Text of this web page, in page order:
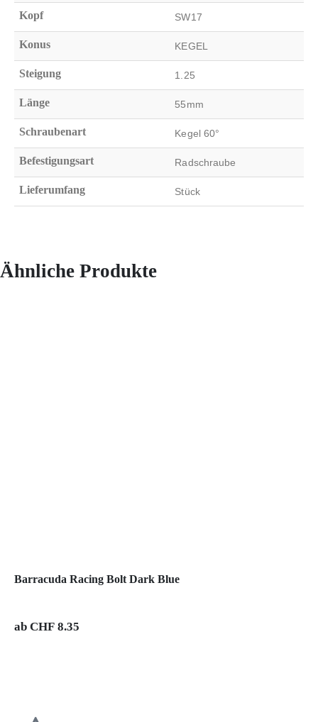
Kopf SW17
Konus KEGEL
Steigung 1.25
Länge 55mm
Schraubenart Kegel 60°
Befestigungsart Radschraube
Lieferumfang Stück
Ähnliche Produkte
Barracuda Racing Bolt Dark Blue
ab CHF 8.35